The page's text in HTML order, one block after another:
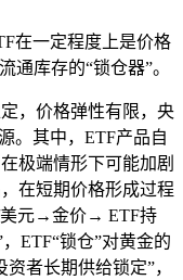
在一定程度上是价格
通库存的“锁仓器”。
，价格弹性有限，央
。其中，ETF产品自
极端情形下可能加剧
在短期价格形成过程
美元→金价→ ETF持
ETF“锁仓”对黄金的
者长期供给锁定”，